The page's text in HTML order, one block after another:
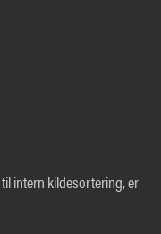
intern kildesortering, er